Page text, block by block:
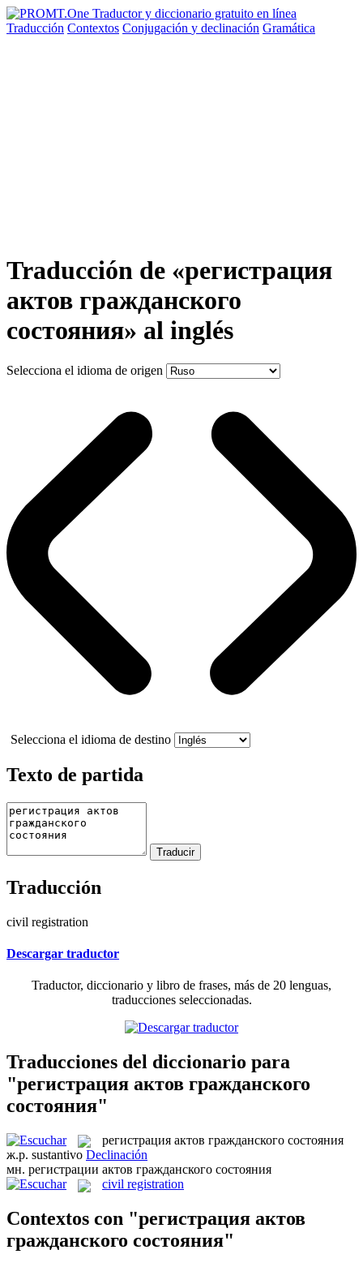
Traducción Contextos Conjugación y declinación Gramática
Traducción de «регистрация
актов гражданского
состояния» al inglés
Selecciona el idioma de origen
Selecciona el idioma de destino
Texto de partida
Traducción
civil registration
Descargar traductor
Traductor, diccionario y libro de frases, más de 20 lenguas,
traducciones seleccionadas.
Traducciones del diccionario para
"регистрация актов гражданского
состояния"
регистрация актов гражданского состояния
ж.р. sustantivo Declinación
мн. регистрации актов гражданского состояния
civil registration
Contextos con "регистрация актов
гражданского состояния"